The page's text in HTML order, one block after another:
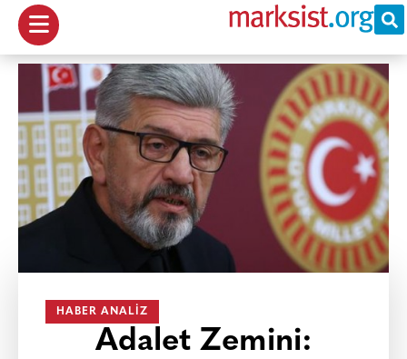
HABER ANALIZ
Adalet Zemini: